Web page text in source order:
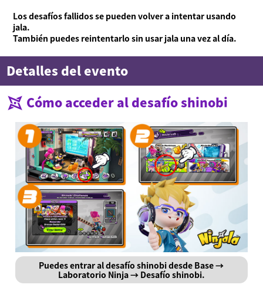
Acerca de Ninjala
Acerca de Ninjala
Cómo jugar a Ninjala
Chicle ninja
Mapas
Temporada actual
Noticias
Vídeos
Manual en línea
Detalles del producto
Language
Los desafíos fallidos se pueden volver a intentar usando
jala.
También puedes reintentarlo sin usar jala una vez al día.
Detalles del evento
Cómo acceder al desafío shinobi
Puedes entrar al desafío shinobi desde Base →
Laboratorio Ninja → Desafío shinobi.